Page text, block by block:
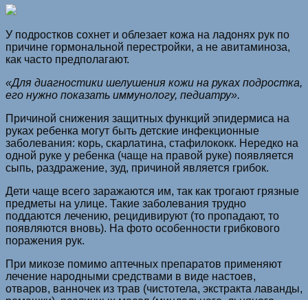
У подростков сохнет и облезает кожа на ладонях рук по
причине гормональной перестройки, а не авитаминоза,
как часто предполагают.
«Для диагностики шелушения кожи на руках подростка,
его нужно показать иммунологу, педиатру».
Причиной снижения защитных функций эпидермиса на
руках ребенка могут быть детские инфекционные
заболевания: корь, скарлатина, стафилококк. Нередко на
одной руке у ребенка (чаще на правой руке) появляется
сыпь, раздражение, зуд, причиной является грибок.
Дети чаще всего заражаются им, так как трогают грязные
предметы на улице. Такие заболевания трудно
поддаются лечению, рецидивируют (то пропадают, то
появляются вновь). На фото особенности грибкового
поражения рук.
При микозе помимо аптечных препаратов применяют
лечение народными средствами в виде настоев,
отваров, ванночек из трав (чистотела, экстракта лаванды,